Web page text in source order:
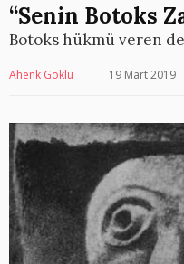
“Senin Botoks
Botoks hükmü veren
Ahenk Göklü 19 Mart 2019